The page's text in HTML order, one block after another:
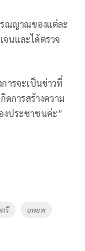
รณญาณของแต่ละ
นและได้ตรวจ
ารจะเป็นข่าวที่
ดการสร้างความ
ประชาชนค่ะ”
รี อพยพ